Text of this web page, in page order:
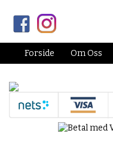
Forside Om Oss